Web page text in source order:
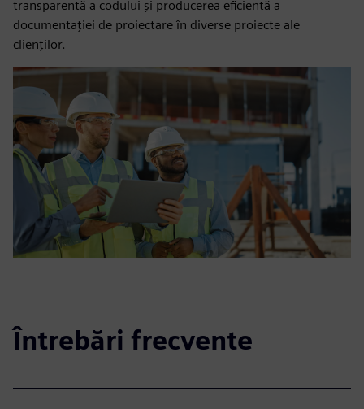
transparentă a codului și producerea eficientă a
documentației de proiectare în diverse proiecte ale
clienților.
Întrebări frecvente